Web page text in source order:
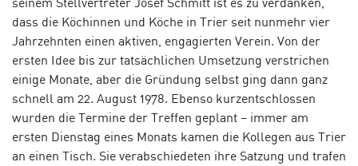
dass die Köchinnen und Köche in Trier seit nunmehr vier
Jahrzehnten einen aktiven, engagierten Verein. Von der
ersten Idee bis zur tatsächlichen Umsetzung verstrichen
einige Monate, aber die Gründung selbst ging dann ganz
schnell am 22. August 1978. Ebenso kurzentschlossen
wurden die Termine der Treffen geplant – immer am
ersten Dienstag eines Monats kamen die Kollegen aus Trier
an einen Tisch. Sie verabschiedeten ihre Satzung und trafen